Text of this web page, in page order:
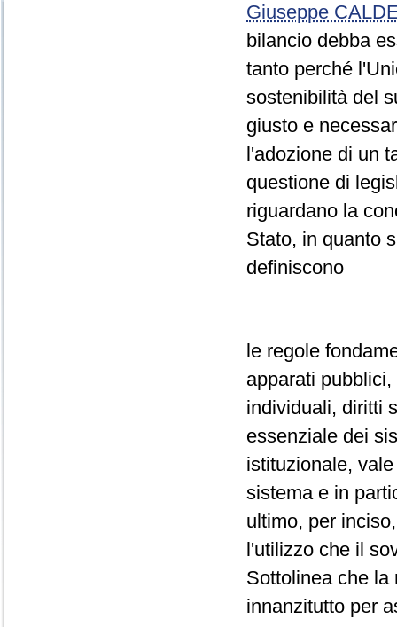
Giuseppe
bilancio debba
tanto perché
sostenibilità del
giusto e
l'adozione di un
questione di
riguardano la
Stato, in quanto
definiscono
le regole
apparati
individuali, diritti
essenziale dei
istituzionale,
sistema e in
ultimo, per
l'utilizzo che il
Sottolinea che la
innanzitutto per